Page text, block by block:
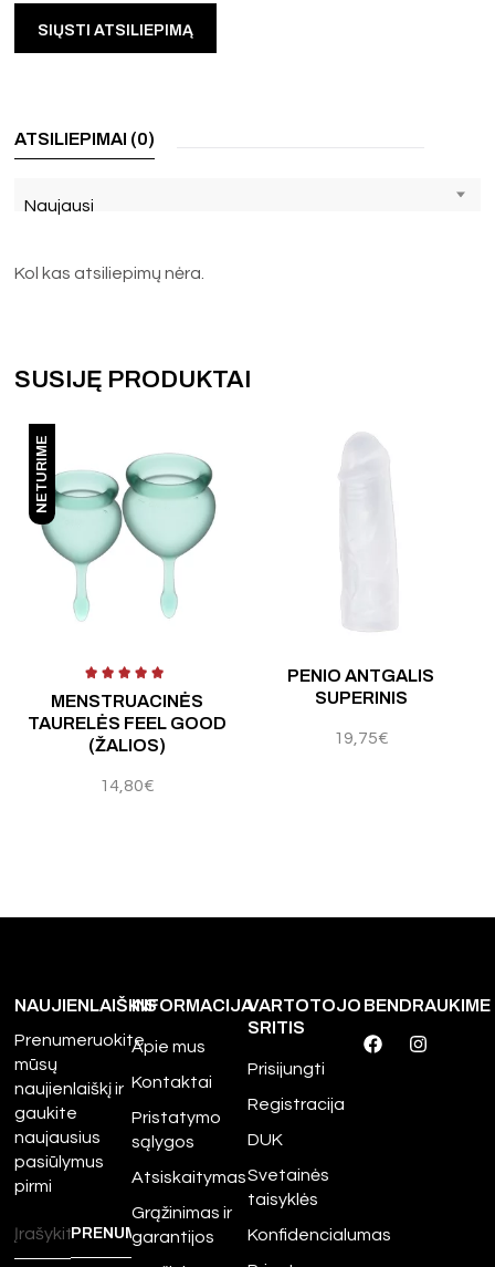
ATSILIEPIMAI (0)
Naujausi
Kol kas atsiliepimų nėra.
SUSIJĘ PRODUKTAI
NETURIME
MENSTRUACINĖS
TAURELĖS FEEL GOOD
(ŽALIOS)
14,80€
PENIO ANTGALIS
SUPERINIS
19,75€
NAUJIENLAIŠKIS
Prenumeruokite
mūsų
naujienlaiškį ir
gaukite
naujausius
pasiūlymus
pirmi
INFORMACIJA
Apie mus
Kontaktai
Pristatymo
sąlygos
Atsiskaitymas
Grąžinimas ir
garantijos
VARTOTOJO
SRITIS
Prisijungti
Registracija
DUK
Svetainės
taisyklės
Konfidencialumas
BENDRAUKIME